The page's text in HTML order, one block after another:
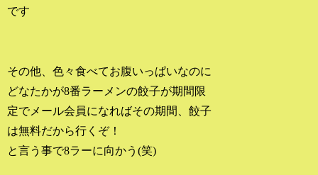
です
その他、色々食べてお腹いっぱいなのに
どなたかが8番ラーメンの餃子が期間限
定でメール会員になればその期間、餃子
は無料だから行くぞ！
と言う事で8ラーに向かう(笑)